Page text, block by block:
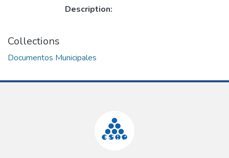
Description:
Collections
Documentos Municipales